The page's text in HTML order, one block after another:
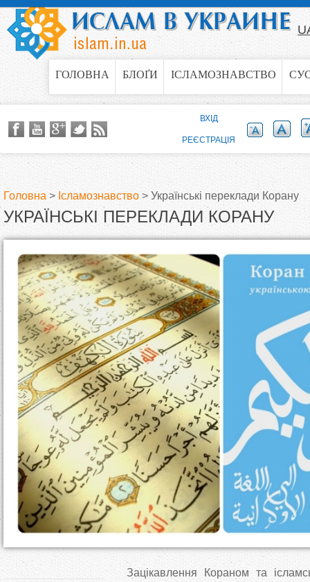
Jump to navigation
ГОЛОВНА БЛОҐИ ІСЛАМОЗНАВСТВО
В
Головна > Ісламознавство > Українські переклади Корану
УКРАЇНСЬКІ ПЕРЕКЛАДИ КОРАНУ
Зацікавлення Кораном та
ВХІД
РЕЄСТРАЦІЯ